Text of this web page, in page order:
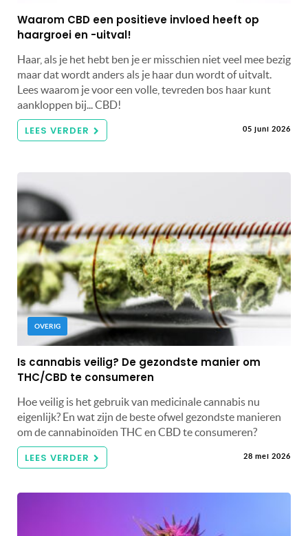
Waarom CBD een positieve invloed heeft op
haargroei en -uitval!
Haar, als je het hebt ben je er misschien niet veel mee bezig
maar dat wordt anders als je haar dun wordt of uitvalt.
Lees waarom je voor een volle, tevreden bos haar kunt
aankloppen bij... CBD!
LEES VERDER 05 juni 2026
OVERIG
Is cannabis veilig? De gezondste manier om
THC/CBD te consumeren
Hoe veilig is het gebruik van medicinale cannabis nu
eigenlijk? En wat zijn de beste ofwel gezondste manieren
om de cannabinoïden THC en CBD te consumeren?
LEES VERDER 28 mei 2026